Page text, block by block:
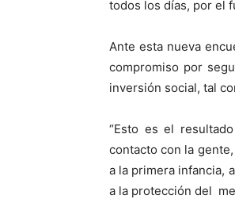
todos los días, por el
Ante esta nueva
compromiso por
inversión social, tal
“Esto es el
contacto con la
a la primera infancia,
a la protección del